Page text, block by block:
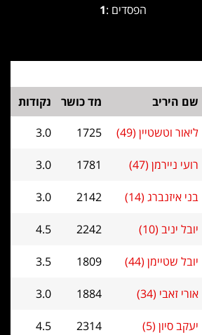
הפסדים :1
שם היריב מד כושר
נקודות
ליאור וטשטיין (49) 1725
3.0
רועי ניירמן (47) 1781
3.0
בני איזנברג (14) 2142
3.0
יובל יניב (10) 2242
4.5
יובל שטיימן (44) 1809
3.5
אורי זאבי (34) 1884
3.0
יעקב סיון (5) 2314
4.5